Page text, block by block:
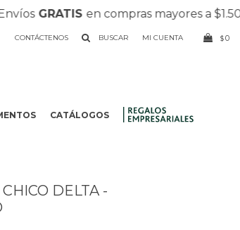
GRATISen compras mayores a $1.500 |
CATÁLOGOS
CONTÁCTENOS $0
DELTA -